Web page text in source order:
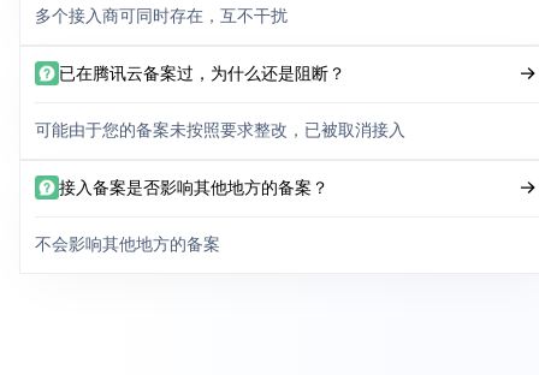
多个接入商可同时存在，互不干扰
已在腾讯云备案过，为什么还是阻断？
可能由于您的备案未按照要求整改，已被取消接入
接入备案是否影响其他地方的备案？
不会影响其他地方的备案